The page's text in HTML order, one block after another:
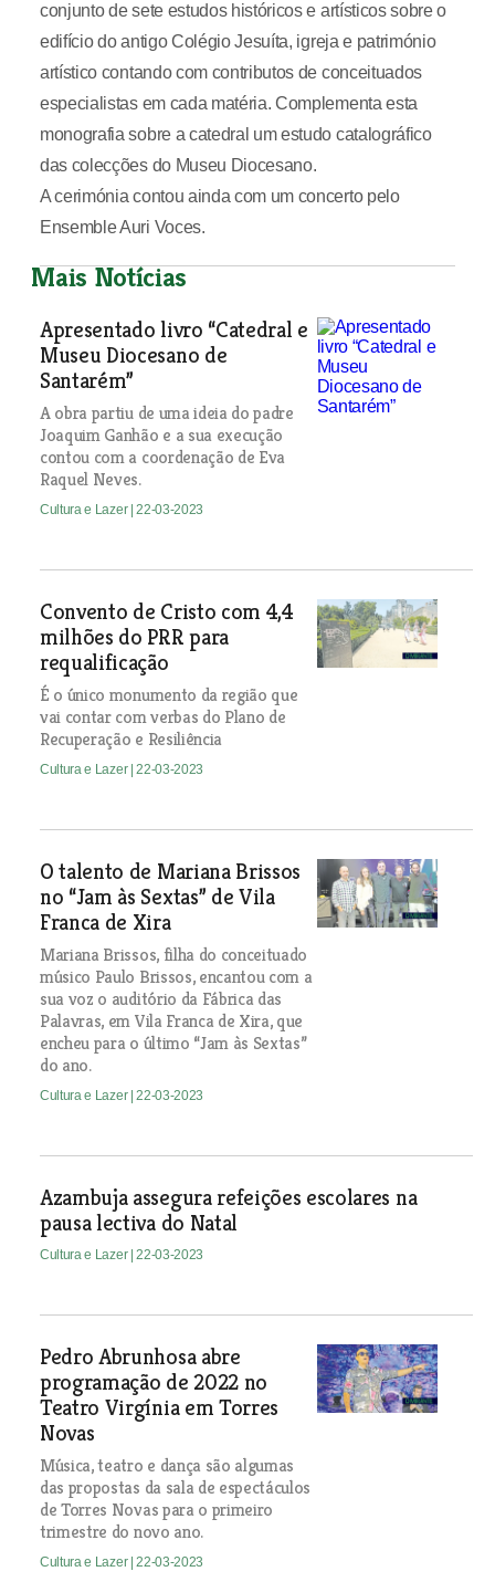
conjunto de sete estudos históricos e artísticos sobre o
edifício do antigo Colégio Jesuíta, igreja e património
artístico contando com contributos de conceituados
especialistas em cada matéria. Complementa esta
monografia sobre a catedral um estudo catalográfico
das colecções do Museu Diocesano.
A cerimónia contou ainda com um concerto pelo
Ensemble Auri Voces.
Mais Notícias
Apresentado livro “Catedral e
Museu Diocesano de
Santarém”
A obra partiu de uma ideia do padre
Joaquim Ganhão e a sua execução
contou com a coordenação de Eva
Raquel Neves.
Cultura e Lazer | 22-03-2023
Convento de Cristo com 4,4
milhões do PRR para
requalificação
É o único monumento da região que
vai contar com verbas do Plano de
Recuperação e Resiliência
Cultura e Lazer | 22-03-2023
O talento de Mariana Brissos
no “Jam às Sextas” de Vila
Franca de Xira
Mariana Brissos, filha do conceituado
músico Paulo Brissos, encantou com a
sua voz o auditório da Fábrica das
Palavras, em Vila Franca de Xira, que
encheu para o último “Jam às Sextas”
do ano.
Cultura e Lazer | 22-03-2023
Azambuja assegura refeições escolares na
pausa lectiva do Natal
Cultura e Lazer | 22-03-2023
Pedro Abrunhosa abre
programação de 2022 no
Teatro Virgínia em Torres
Novas
Música, teatro e dança são algumas
das propostas da sala de espectáculos
de Torres Novas para o primeiro
trimestre do novo ano.
Cultura e Lazer | 22-03-2023